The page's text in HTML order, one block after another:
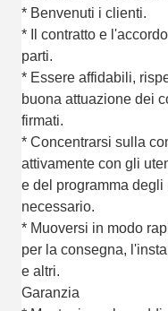
* Benvenuti i clienti.
* Il contratto e
parti.
* Essere affidabili,
buona attuazione dei
firmati.
* Concentrarsi sulla
attivamente con gli
e del programma
necessario.
* Muoversi in modo
per la consegna,
e altri.
Garanzia